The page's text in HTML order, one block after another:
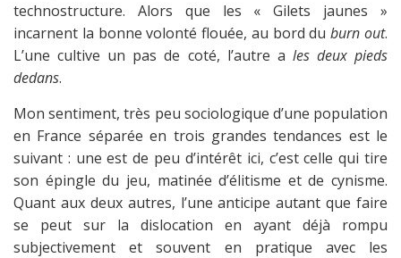
technostructure. Alors que les « Gilets jaunes »
incarnent la bonne volonté flouée, au bord duburn out.
L’une cultive un pas de coté, l’autre a les deux pieds
dedans.
Mon sentiment, très peu sociologique d’une population
en France séparée en trois grandes tendances est le
suivant : une est de peu d’intérêt ici, c’est celle qui tire
son épingle du jeu, matinée d’élitisme et de cynisme.
Quant aux deux autres, l’une anticipe autant que faire
se peut sur la dislocation en ayant déjà rompu
subjectivement et souvent en pratique avec les